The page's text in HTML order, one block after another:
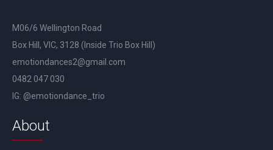
M06/6 Wellington Road
Box Hill, VIC, 3128 (Inside Trio Box Hill)
emotiondances2@gmail.com
0482 047 030
IG: @emotiondance_trio
About